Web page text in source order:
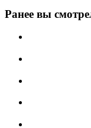
Ранее вы